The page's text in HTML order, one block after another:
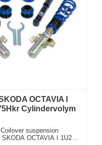
OCTAVIA I
Cylindervolym
suspension
OCTAVIA I 1U2